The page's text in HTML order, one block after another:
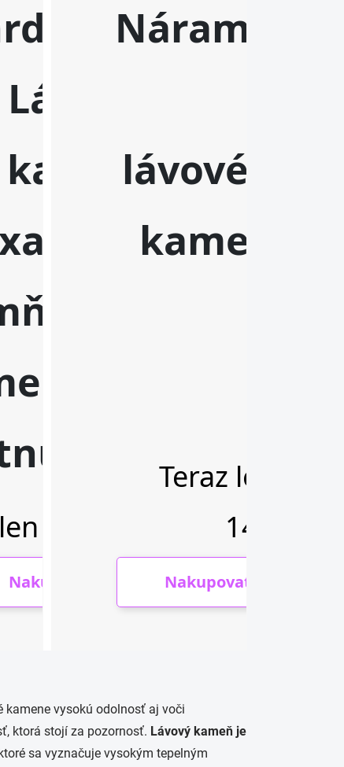
kamene vysokú odolnosť aj voči
ktorá stojí za pozornosť. Lávový kameň je
sa vyznačuje vysokým tepelným